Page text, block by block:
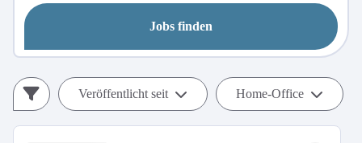
Jobs finden
Veröffentlicht seit Home-Office